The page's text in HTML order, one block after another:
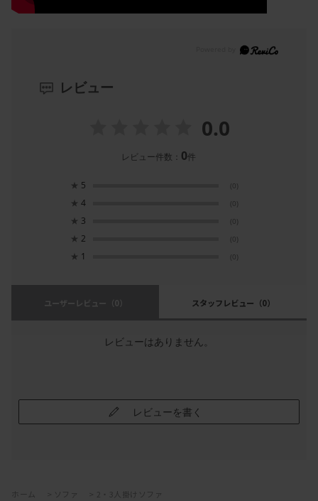
レビュー
0.0
レビュー件数： 0件
★ 5 (0)
★ 4 (0)
★ 3 (0)
★ 2 (0)
★ 1 (0)
ユーザーレビュー （0） スタッフレビュー （0）
レビューはありません。
レビューを書く
ホーム ソファ
2・3人掛けソファ